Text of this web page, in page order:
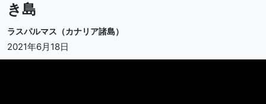
き島
ラスパルマス（カナリア諸島）
2021年6月18日